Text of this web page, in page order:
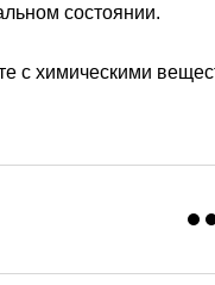
состоянии.
с химическими